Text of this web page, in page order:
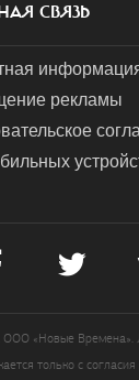
СВЯЗЬ
рекламы
«Новые Времена».
только с